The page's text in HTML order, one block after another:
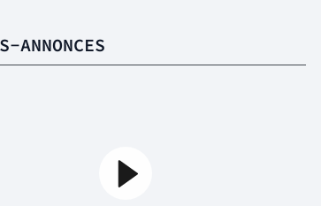
ANNONCES